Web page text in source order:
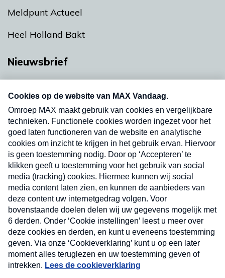
Meldpunt Actueel
Heel Holland Bakt
Nieuwsbrief
nieuwsbrief. Elke vrijdag- en dinsdagochtend in
uw mailbox.
Verzend
Nieuwsbrief
Neem hier een gratis abonnement op onze
nieuwsbrief. Elke vrijdag- en dinsdagochtend in uw